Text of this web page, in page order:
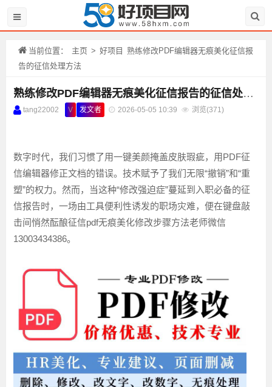
当前位置： 主页 > 好项目 熟练修改PDF编辑器无痕美化征信报
告的征信处理方法
熟练修改PDF编辑器无痕美化征信报告的征信处理方法
tang22002 V 发文者 2026-05-05 10:39 浏览(371)
数字时代，我们习惯了用一键美颜掩盖皮肤瑕疵，用PDF征
信编辑器修正文档的错误。技术赋予了我们无限“撤销”和“重
塑”的权力。然而，当这种“修改强迫症”蔓延到入职必备的征
信报告时，一场由工具便利性诱发的职场灾难，便在键盘敲
击间悄然酝酿征信pdf无痕美化修改步骤方法老师微信
13003434386。